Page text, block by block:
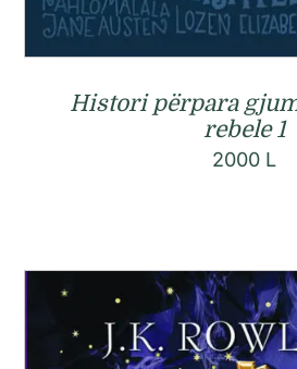
Histori përpara
rebele 1
2000 L